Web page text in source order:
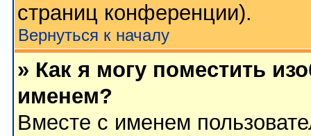
страниц конференции).
Вернуться к началу
» Как я могу поместить
именем?
Вместе с именем